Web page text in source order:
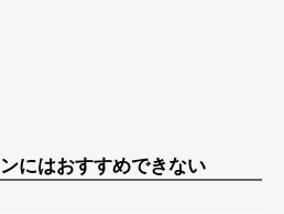
にはおすすめできない